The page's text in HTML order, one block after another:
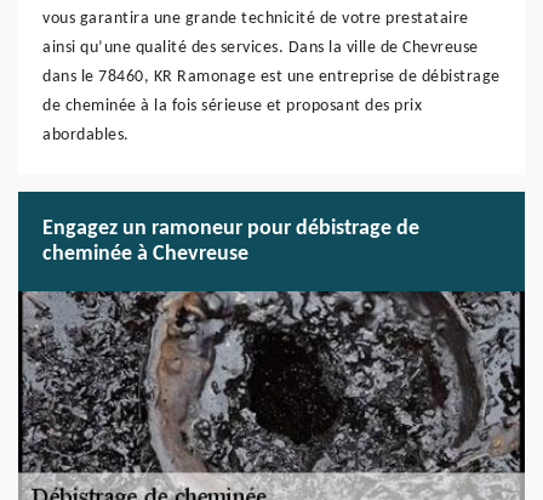
vous garantira une grande technicité de votre prestataire
ainsi qu’une qualité des services. Dans la ville de Chevreuse
dans le 78460, KR Ramonage est une entreprise de débistrage
de cheminée à la fois sérieuse et proposant des prix
abordables.
Engagez un ramoneur pour débistrage de
cheminée à Chevreuse